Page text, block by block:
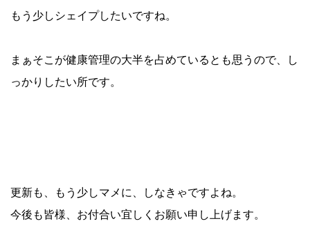
もう少しシェイプしたいですね。
まぁそこが健康管理の大半を占めているとも思うので、し
っかりしたい所です。
更新も、もう少しマメに、しなきゃですよね。
今後も皆様、お付合い宜しくお願い申し上げます。